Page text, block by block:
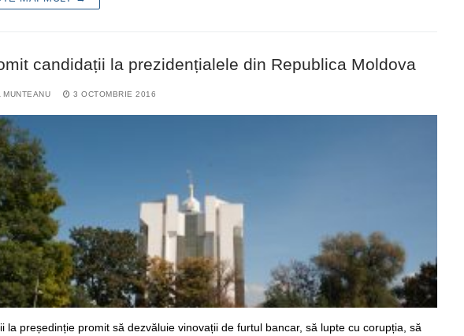
candidații la prezidențialele din Republica Moldova
MUNTEANU 3 OCTOMBRIE 2016
la președinție promit să dezvăluie vinovații de furtul bancar, să lupte cu corupția, să